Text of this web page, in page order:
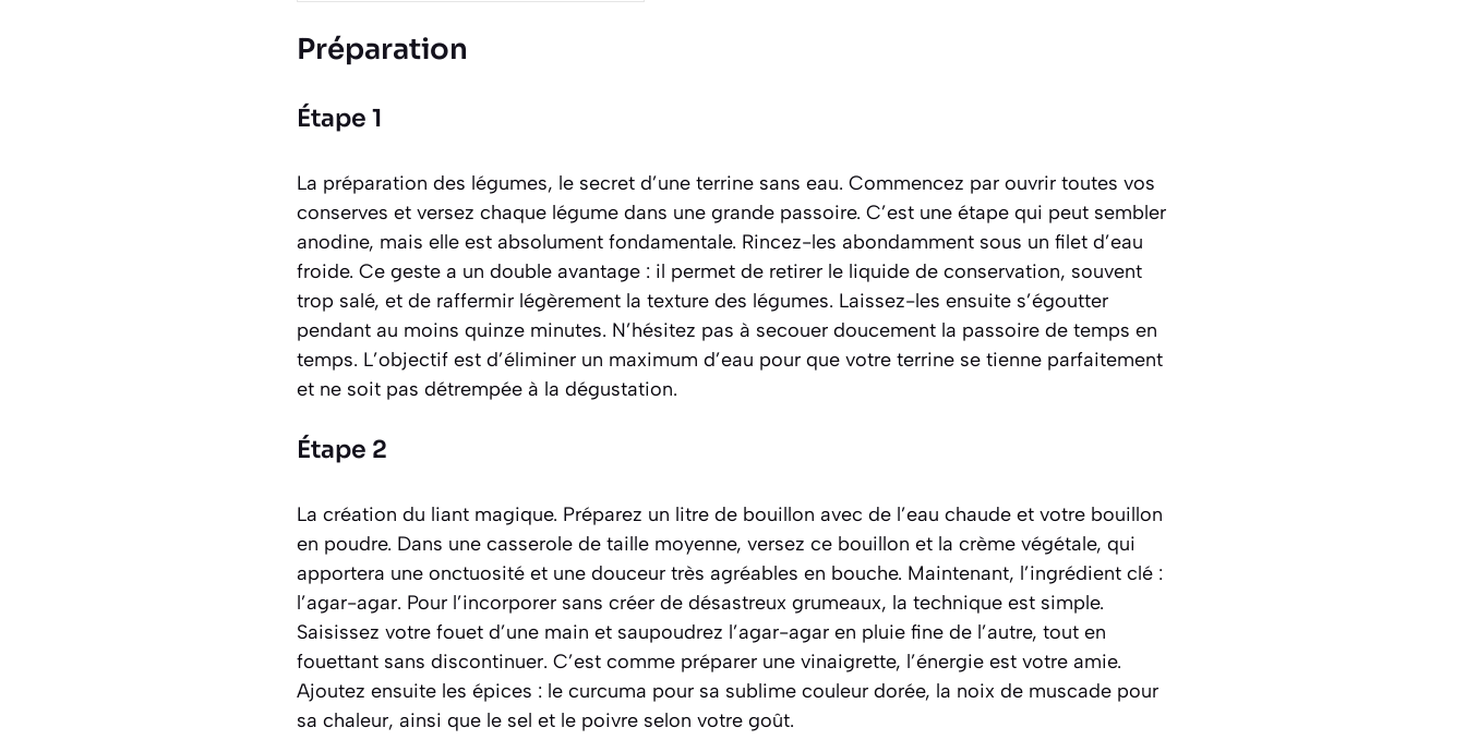
Préparation
Étape 1
La préparation des légumes, le secret d’une terrine sans eau. Commencez par ouvrir toutes vos
conserves et versez chaque légume dans une grande passoire. C’est une étape qui peut sembler
anodine, mais elle est absolument fondamentale. Rincez-les abondamment sous un filet d’eau
froide. Ce geste a un double avantage : il permet de retirer le liquide de conservation, souvent
trop salé, et de raffermir légèrement la texture des légumes. Laissez-les ensuite s’égoutter
pendant au moins quinze minutes. N’hésitez pas à secouer doucement la passoire de temps en
temps. L’objectif est d’éliminer un maximum d’eau pour que votre terrine se tienne parfaitement
et ne soit pas détrempée à la dégustation.
Étape 2
La création du liant magique. Préparez un litre de bouillon avec de l’eau chaude et votre bouillon
en poudre. Dans une casserole de taille moyenne, versez ce bouillon et la crème végétale, qui
apportera une onctuosité et une douceur très agréables en bouche. Maintenant, l’ingrédient clé :
l’agar-agar. Pour l’incorporer sans créer de désastreux grumeaux, la technique est simple.
Saisissez votre fouet d’une main et saupoudrez l’agar-agar en pluie fine de l’autre, tout en
fouettant sans discontinuer. C’est comme préparer une vinaigrette, l’énergie est votre amie.
Ajoutez ensuite les épices : le curcuma pour sa sublime couleur dorée, la noix de muscade pour
sa chaleur, ainsi que le sel et le poivre selon votre goût.